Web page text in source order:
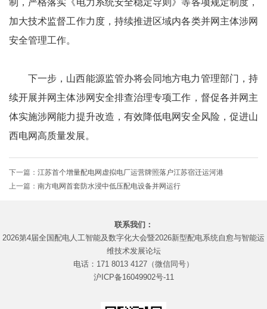
制，严格落实《电力系统安全稳定导则》等各项规定制度，
加大技术监督工作力度，持续推进区域内各类并网主体涉网
安全管理工作。
下一步，山西能源监管办将会同地方电力管理部门，持
续开展并网主体涉网安全排查治理专项工作，督促各并网主
体实施涉网能力提升改造，有效降低电网安全风险，促进山
西电网高质量发展。
下一篇： 江苏首个增量配电网虚拟电厂运营牌照落户江苏宿迁运河港
上一篇： 南方电网首套防水浸中低压配电设备并网运行
联系我们：
2026第4届全国配电人工智能及数字化大会暨2026新型配电系统自愈与智能运
维技术发展论坛
电话：171 8013 4127（微信同号）
沪ICP备16049902号-11